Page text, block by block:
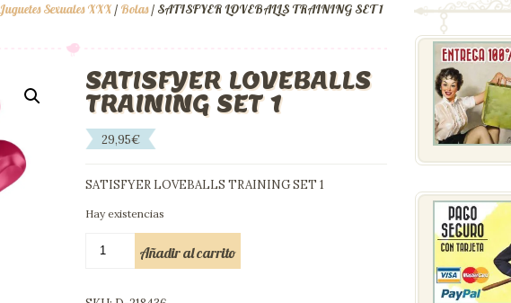
Sexuales XXX / Bolas/ SATISFYER LOVEBALLS TRAINING SET 1
SATISFYER LOVEBALLS
TRAINING SET 1
29,95€
SATISFYER LOVEBALLS TRAINING SET 1
Hay existencias
LOVEBALLSAñadir al carrito